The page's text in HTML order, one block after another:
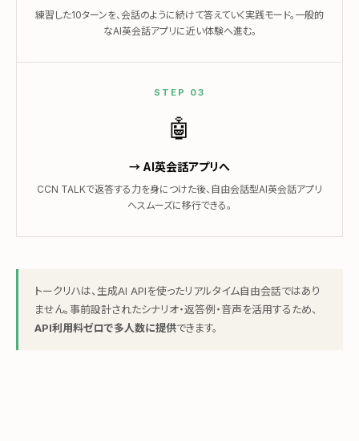
練習した10ターンを、会話のように続けて答えていく実践モード。一般的
なAI英会話アプリに近い体験へ進む。
STEP 03
🤖
→ AI英会話アプリへ
CCN TALKで返答する力を身につけた後、自由会話型AI英会話アプリ
へスムーズに移行できる。
トークリハは、生成AI APIを使ったリアルタイム自由会話ではあり
ません。事前設計されたシナリオ・返答例・音声を活用するため、
API利用料ゼロで多人数に提供できます。